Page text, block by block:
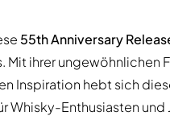
55th Anniversary
Mit ihrer ungewöhnlichen
Inspiration hebt sich
Whisky-Enthusiasten